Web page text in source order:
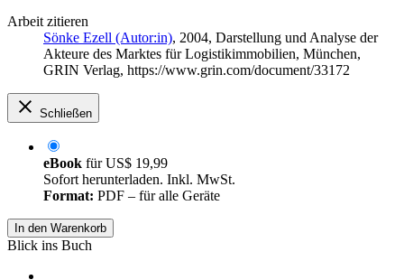
Arbeit zitieren
Sönke Ezell (Autor:in), 2004, Darstellung und Analyse der
Akteure des Marktes für Logistikimmobilien, München,
GRIN Verlag, https://www.grin.com/document/33172
Schließen
eBook fürUS$ 19,99
Sofort herunterladen. Inkl. MwSt.
Format: PDF – für alle Geräte
In den Warenkorb
Blick ins Buch